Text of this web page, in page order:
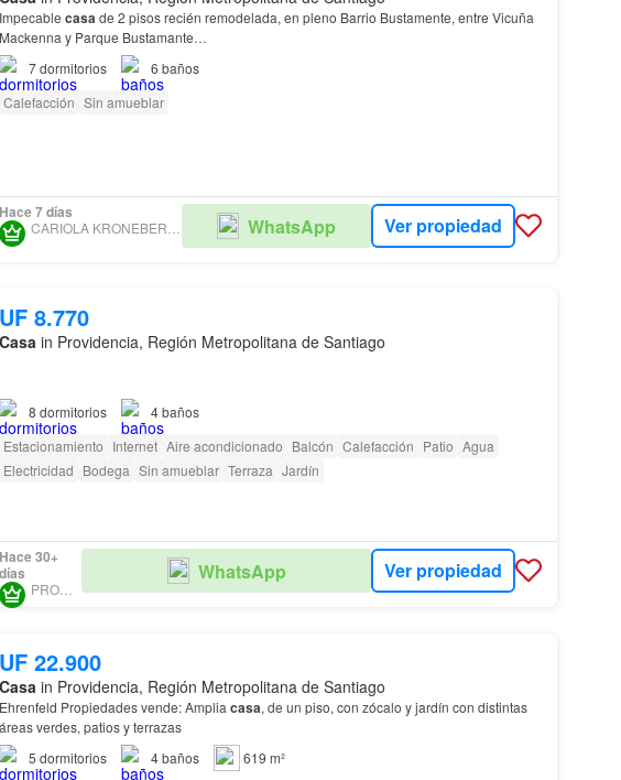
Impecable casade 2 pisos recién remodelada, en pleno Barrio Bustamente, entre Vicuña
Mackenna y Parque Bustamante…
7dormitorios 6 baños
Calefacción Sin amueblar
Hace 7 días
WhatsApp Ver propiedad
UF 8.770
Casa in Providencia, Región Metropolitana de Santiago
CASA
Primer piso con 90 m2 aproximados construidos y más 43 m2 de subterráneo
8 dormitorios 4baños
Estacionamiento Internet Aire acondicionado Balcón Calefacción Patio Agua
Electricidad Bodega Sin amueblar Terraza Jardín
Hace 30+
días
PROURBE
WhatsApp Ver propiedad
UF 22.900
Casa in Providencia, Región Metropolitana de Santiago
Ehrenfeld Propiedades vende: Amplia casa, de un piso, con zócalo y jardín con distintas
áreas verdes, patios y terrazas
5 dormitorios 4baños
619 m²